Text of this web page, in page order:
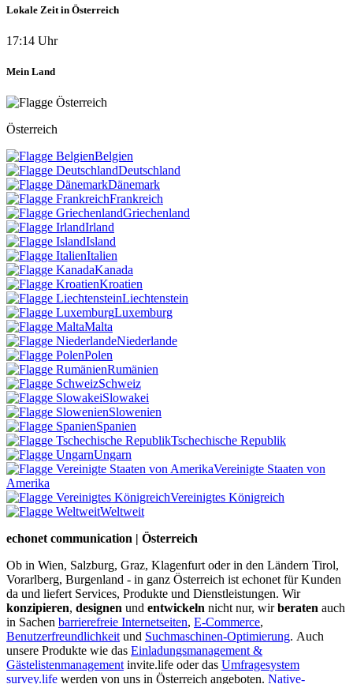
Lokale Zeit in Österreich
17:14 Uhr
Mein Land
Österreich
Belgien
Deutschland
Dänemark
Frankreich
Griechenland
Irland
Island
Italien
Kanada
Kroatien
Liechtenstein
Luxemburg
Malta
Niederlande
Polen
Rumänien
Schweiz
Slowakei
Slowenien
Spanien
Tschechische Republik
Ungarn
Vereinigte Staaten von
Amerika
Vereinigtes Königreich
Weltweit
echonet communication | Österreich
Ob in Wien, Salzburg, Graz, Klagenfurt oder in den Ländern Tirol,
Vorarlberg, Burgenland - in ganz Österreich ist echonet für Kunden
da und liefert Services, Produkte und Dienstleistungen. Wir
konzipieren, designen und entwickeln nicht nur, wirberaten auch
in Sachen barrierefreie Internetseiten, E-Commerce,
Benutzerfreundlichkeit und Suchmaschinen-Optimierung. Auch
unsere Produkte wie das Einladungsmanagement &
Gästelistenmanagement invite.life oder das Umfragesystem
survey.life werden von uns in Österreich angeboten. Native-